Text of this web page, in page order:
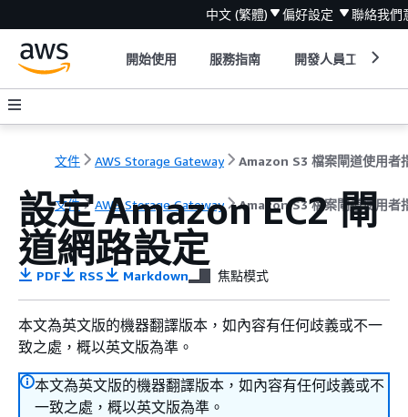
中文 (繁體) 偏好設定 聯絡我們
開始使用 服務指南 開發人員工具
文件 AWS Storage Gateway Amazon S3 檔案閘道使用者
文件 AWS Storage Gateway Amazon S3 檔案閘道使用者
設定 Amazon EC2 閘
道網路設定
PDF RSS Markdown 焦點模式
本文為英文版的機器翻譯版本，如內容有任何歧義或不一
致之處，概以英文版為準。
本文為英文版的機器翻譯版本，如內容有任何歧義或不
一致之處，概以英文版為準。